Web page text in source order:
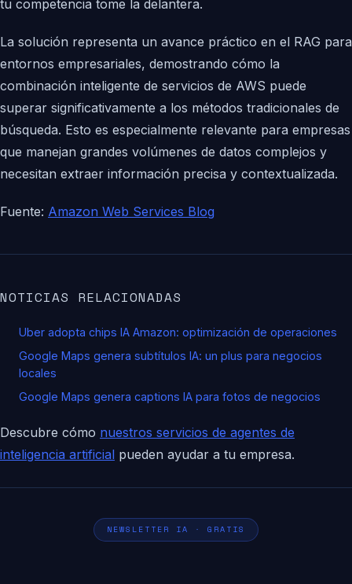
tu competencia tome la delantera.
La solución representa un avance práctico en el RAG para
entornos empresariales, demostrando cómo la
combinación inteligente de servicios de AWS puede
superar significativamente a los métodos tradicionales de
búsqueda. Esto es especialmente relevante para empresas
que manejan grandes volúmenes de datos complejos y
necesitan extraer información precisa y contextualizada.
Fuente: Amazon Web Services Blog
NOTICIAS RELACIONADAS
Uber adopta chips IA Amazon: optimización de operaciones
Google Maps genera subtítulos IA: un plus para negocios
locales
Google Maps genera captions IA para fotos de negocios
Descubre cómo nuestros servicios de agentes de
inteligencia artificial pueden ayudar a tu empresa.
NEWSLETTER IA · GRATIS